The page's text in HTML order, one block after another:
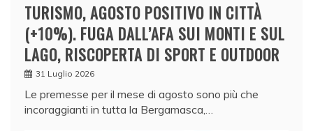
TURISMO, AGOSTO POSITIVO IN CITTÀ
(+10%). FUGA DALL’AFA SUI MONTI E SUL
LAGO, RISCOPERTA DI SPORT E OUTDOOR
31 Luglio 2026
Le premesse per il mese di agosto sono più che
incoraggianti in tutta la Bergamasca,…